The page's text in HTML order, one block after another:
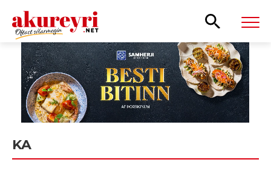
Leita
KA